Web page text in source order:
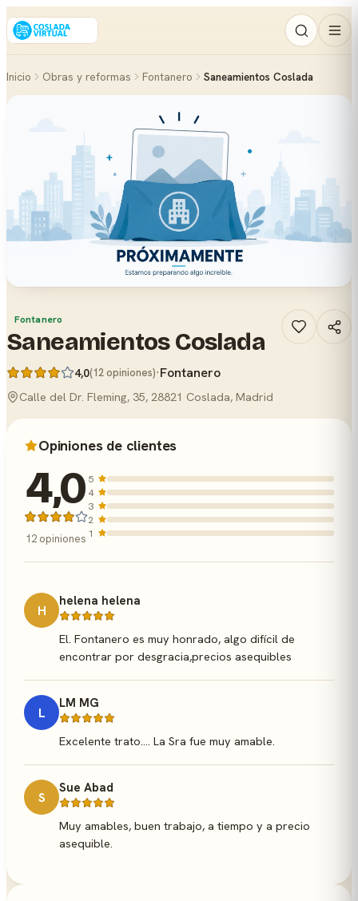
Inicio Obras y reformas Fontanero Saneamientos Coslada
Fontanero
Saneamientos Coslada
4,0(12 opiniones)·Fontanero
Calle del Dr. Fleming, 35, 28821 Coslada, Madrid
Opiniones de clientes
4,0
12 opiniones
5
4
3
2
1
H
helena helena
El. Fontanero es muy honrado, algo difícil de
encontrar por desgracia,precios asequibles
L
LM MG
Excelente trato.... La Sra fue muy amable.
S
Sue Abad
Muy amables, buen trabajo, a tiempo y a precio
asequible.